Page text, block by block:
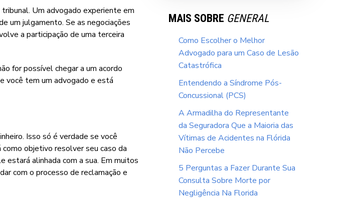
Um advogado experiente em
um julgamento. Se as negociações
a participação de uma terceira
for possível chegar a um acordo
você tem um advogado e está
Isso só é verdade se você
objetivo resolver seu caso da
alinhada com a sua. Em muitos
com o processo de reclamação e
MAIS SOBRE GENERAL
Como Escolher o Melhor
Advogado para um Caso de Lesão
Catastrófica
Entendendo a Síndrome Pós-
Concussional (PCS)
A Armadilha do Representante
da Seguradora Que a Maioria das
Vítimas de Acidentes na Flórida
Não Percebe
5 Perguntas a Fazer Durante Sua
Consulta Sobre Morte por
Negligência Na Florida